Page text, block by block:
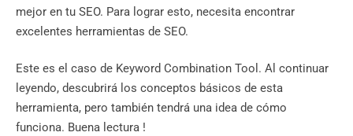
mejor en tu SEO. Para lograr esto, necesita encontrar
excelentes herramientas de SEO.
Este es el caso de Keyword Combination Tool. Al continuar
leyendo, descubrirá los conceptos básicos de esta
herramienta, pero también tendrá una idea de cómo
funciona. Buena lectura !